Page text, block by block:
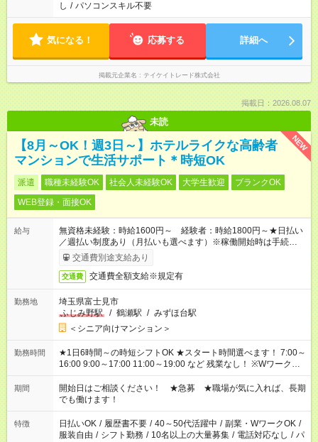
し / パソコンスキル不要
気になる！ 応募する 詳細へ
掲載元企業名 テイケイトレード株式会社
掲載日：2026.08.07
未読
NEW
【8月～OK！週3日～】ホテルライクな高齢者
マンションで生活サポート＊時短OK
派遣 職種未経験OK 社会人未経験OK 大学生歓迎
ブランクOK
WEB登録・面接OK
給与
無資格未経験：時給1600円～ 経験者：時給1800円～★日払い
／週払い制度あり（月払いも選べます）※稼働開始時は手続き完
了次第のお支払いとなります。
交通費別途支給あり
交通費 交通費全額支給※規定有
勤務地
埼玉県富士見市
ふじみ野駅
/ 鶴瀬駅 / みずほ台駅
＜シニア向けマンション＞
勤務時間
★1日6時間～の時短シフトOK ★スタート時間選べます！ 7:00～
16:00 9:00～17:00 11:00～19:00 など 残業なし！ ※Wワークの
場合、他のお仕事と合わせ週40時間超の就業はご案内できませ
ん ※法令に基づき、週20時間以上勤務は社会保険への加入対象
となります ※労働者派遣法（日雇い派遣の原則禁止）により、
短時間・短期間の就業はご案内が難しい場合があります
期間
開始日はご相談ください！ ★急募 ★職場が気に入れば、長期
でも働けます！
特徴 日払いOK / 履歴書不要 / 40～50代活躍中 / 副業・WワークOK /
服装自由 / シフト勤務 / 10名以上の大量募集 / 電話対応なし / パ